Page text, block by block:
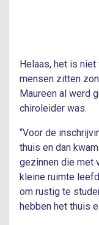
Helaas, het is
mensen zitten
Maureen al werd
chiroleider was.
“Voor de
thuis en dan
gezinnen die met
kleine ruimte
om rustig te
hebben het thuis